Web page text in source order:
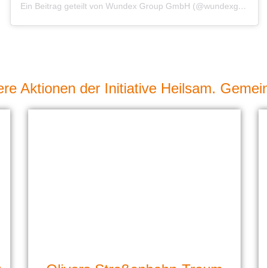
Ein Beitrag geteilt von Wundex Group GmbH (@wundexgroup)
Aktionen der Initiative Heilsam.